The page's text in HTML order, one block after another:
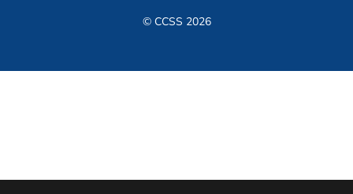
© CCSS 2026